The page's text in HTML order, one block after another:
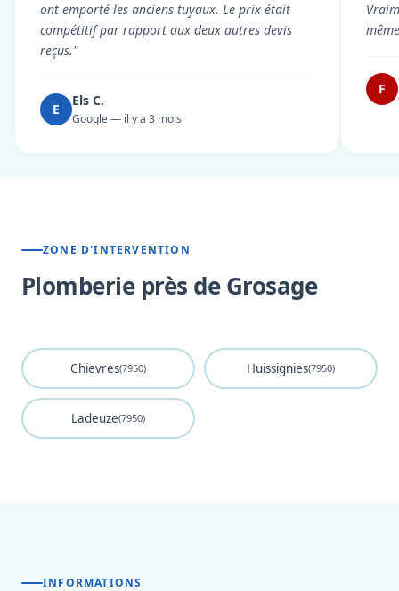
ont emporté les anciens tuyaux. Le prix était
compétitif par rapport aux deux autres devis
reçus."
E
Els C.
Google — il y a 3 mois
F
ZONE D'INTERVENTION
Plomberie près de Grosage
Chievres(7950) Huissignies(7950)
Ladeuze(7950)
INFORMATIONS